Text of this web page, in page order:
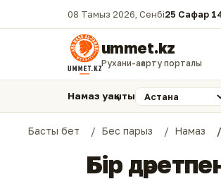
08 Тамыз 2026, Сенбі25 Сафар
ummet.kz
Рухани-ағарту порталы
Намаз уақыты
Басты бет Бес парыз Намаз
Бір